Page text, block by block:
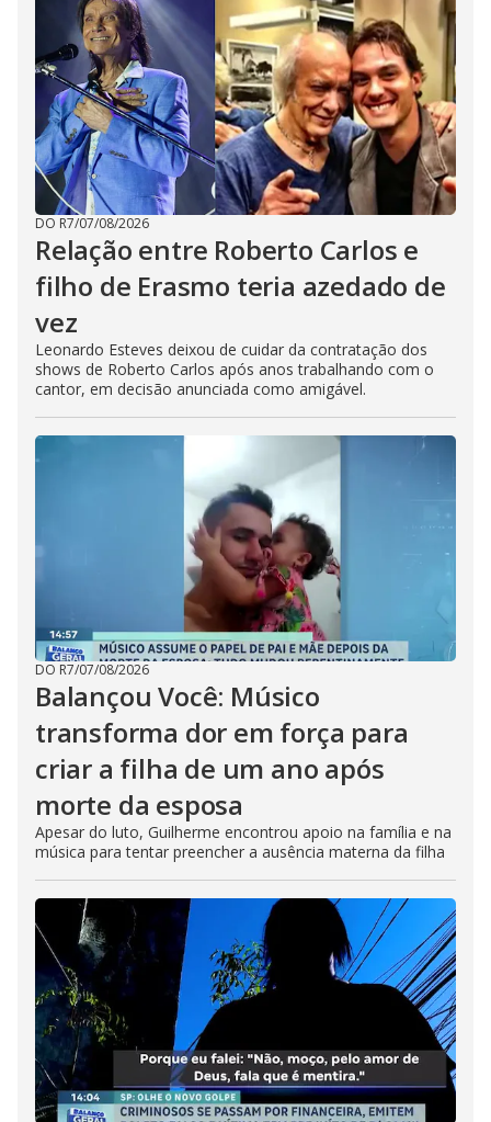
DO R7/07/08/2026
Relação entre Roberto Carlos e
filho de Erasmo teria azedado de
vez
Leonardo Esteves deixou de cuidar da contratação dos
shows de Roberto Carlos após anos trabalhando com o
cantor, em decisão anunciada como amigável.
DO R7/07/08/2026
Balançou Você: Músico
transforma dor em força para
criar a filha de um ano após
morte da esposa
Apesar do luto, Guilherme encontrou apoio na família e na
música para tentar preencher a ausência materna da filha